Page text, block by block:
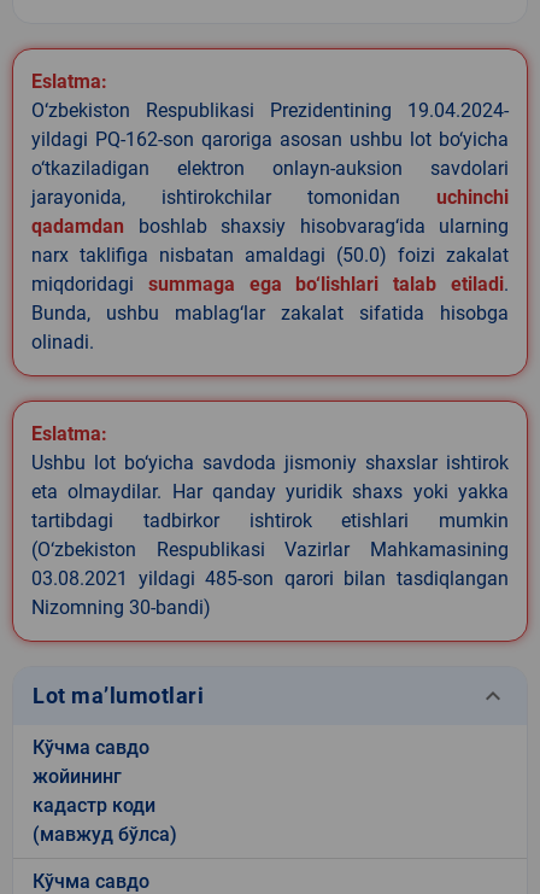
Eslatma:
O‘zbekiston Respublikasi Prezidentining 19.04.2024-
yildagi PQ-162-son qaroriga asosan ushbu lot bo‘yicha
o‘tkaziladigan elektron onlayn-auksion savdolari
jarayonida, ishtirokchilar tomonidan uchinchi
qadamdan boshlab shaxsiy hisobvarag‘ida ularning
narx taklifiga nisbatan amaldagi (50.0) foizi zakalat
miqdoridagi summaga ega bo‘lishlari talab etiladi.
Bunda, ushbu mablag‘lar zakalat sifatida hisobga
olinadi.
Eslatma:
Ushbu lot bo‘yicha savdoda jismoniy shaxslar ishtirok
eta olmaydilar. Har qanday yuridik shaxs yoki yakka
tartibdagi tadbirkor ishtirok etishlari mumkin
(O‘zbekiston Respublikasi Vazirlar Mahkamasining
03.08.2021 yildagi 485-son qarori bilan tasdiqlangan
Nizomning 30-bandi)
Lot ma’lumotlari keyboard_arrow_down
Кўчма савдо
жойининг
кадастр коди
(мавжуд бўлса)
Кўчма савдо